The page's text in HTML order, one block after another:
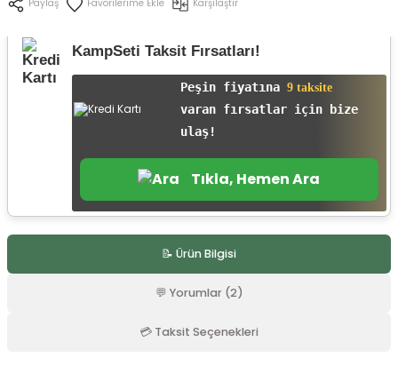
Paylaş Karşılaştır
KampSeti Taksit Fırsatları!
Peşin fiyatına 9 taksite
varan fırsatlar için bize
ulaş!
Tıkla, Hemen Ara
📝 Ürün Bilgisi
💬 Yorumlar (2)
💳 Taksit Seçenekleri